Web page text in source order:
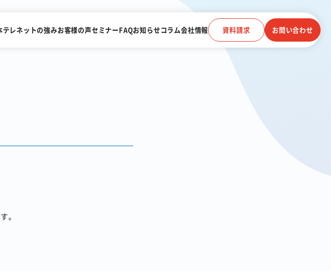
テレネットの強みお客様の声セミナーFAQお知らせコラム会社情報 資料請求 お問い合わせ
。